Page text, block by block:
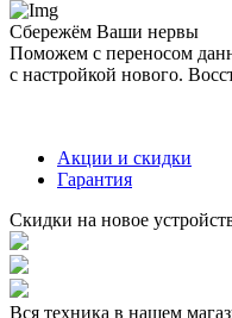
Сбережём Ваши нервы
Поможем с переносом
с настройкой нового.
Акции и скидки
Гарантия
Скидки на новое
Вся техника в нашем